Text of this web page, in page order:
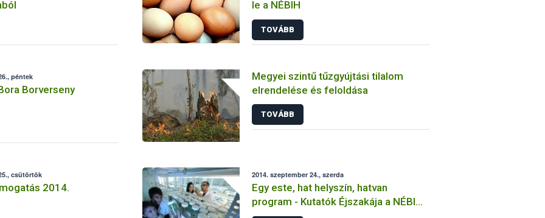
le a NÉBIH
TOVÁBB
péntek
Borverseny
Megyei szintű tűzgyújtási tilalom
elrendelése és feloldása
TOVÁBB
csütörtök
2014.
2014. szeptember 24., szerda
Egy este, hat helyszín, hatvan
program - Kutatók Éjszakája a NÉBIH-